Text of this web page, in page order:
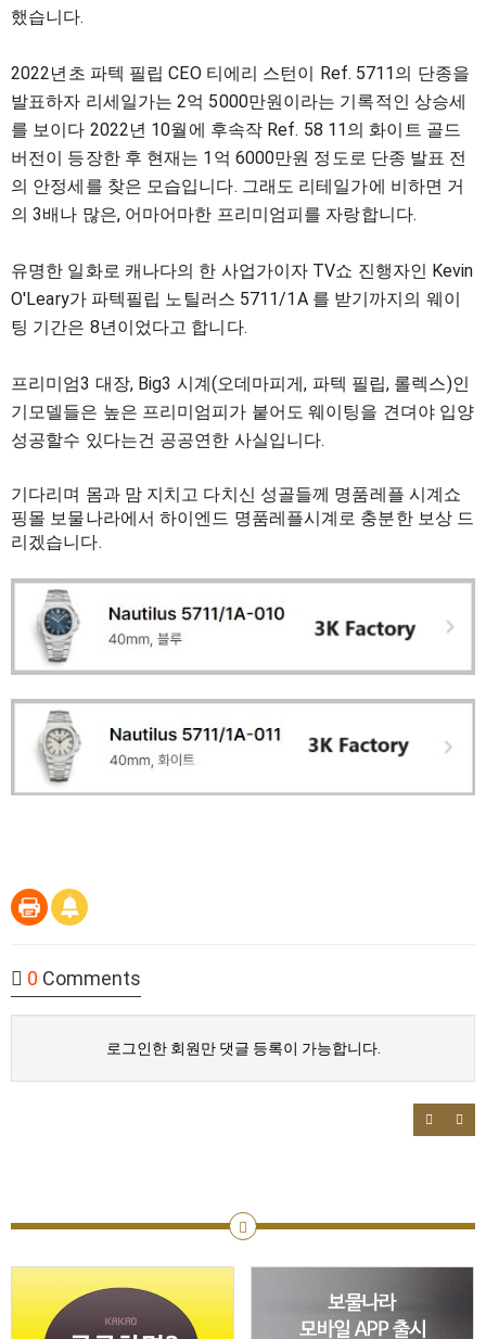
했습니다.
2022년초 파텍 필립 CEO 티에리 스턴이 Ref. 5711의 단종을
발표하자 리세일가는 2억 5000만원이라는 기록적인 상승세
를 보이다 2022년 10월에 후속작 Ref. 58 11 의 화이트 골드
버전이 등장한 후 현재는 1억 6000만원 정도로 단종 발표 전
의 안정세를 찾은 모습입니다. 그래도 리테일가에 비하면 거
의 3배나 많은, 어마어마한 프리미엄피를 자랑합니다.
유명한 일화로 캐나다의 한 사업가이자 TV쇼 진행자인 Kevin
O'Leary가 파텍필립 노틸러스 5711/1A 를 받기까지의 웨이
팅 기간은 8년이 었다고 합니다.
프리미엄3 대장, Big3 시계 (오데마피게, 파텍 필립, 롤렉스)인
기모델들은 높은 프리 미엄피가 붙어도 웨이팅을 견뎌야 입양
성공할수 있다는건 공공연한 사실입니다.
기다리며 몸과 맘 지치고 다치신 성골들께 명품레플 시계쇼
핑몰 보물나라에서 하이엔드 명품레플시계로 충분한 보상 드
리 겠습니다.
0 Comments
로그인한 회원만 댓글 등록이 가능합니다.